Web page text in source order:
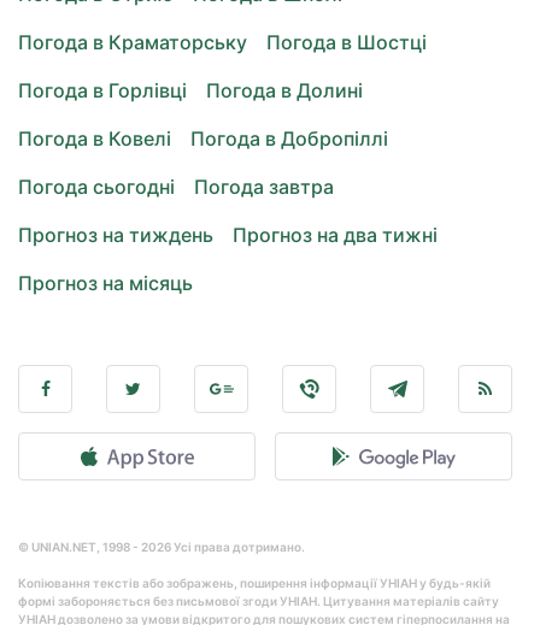
Погода в Краматорську
Погода в Шостці
Погода в Горлівці
Погода в Долині
Погода в Ковелі
Погода в Добропіллі
Погода сьогодні
Погода завтра
Прогноз на тиждень
Прогноз на два тижні
Прогноз на місяць
© UNIAN.NET, 1998 - 2026 Усі права дотримано.
Копіювання текстів або зображень, поширення інформації УНІАН у будь-якій
формі забороняється без письмової згоди УНІАН. Цитування матеріалів сайту
УНІАН дозволено за умови відкритого для пошукових систем гіперпосилання на